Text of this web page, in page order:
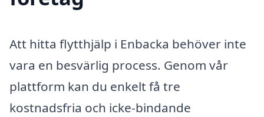
Att hitta flytthjälp i Enbacka behöver inte
vara en besvärlig process. Genom vår
plattform kan du enkelt få tre
kostnadsfria och icke-bindande